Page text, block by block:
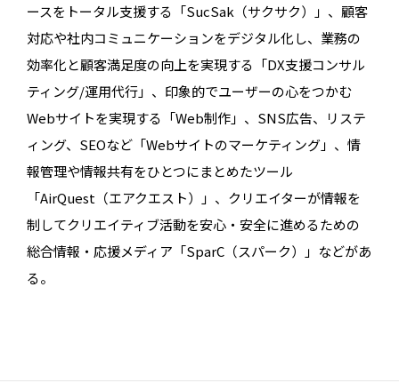
ースをトータル支援する「SucSak（サクサク）」、顧客
対応や社内コミュニケーションをデジタル化し、業務の
効率化と顧客満足度の向上を実現する「DX支援コンサル
ティング/運用代行」、印象的でユーザーの心をつかむ
Webサイトを実現する「Web制作」、SNS広告、リステ
ィング、SEOなど「Webサイトのマーケティング」、情
報管理や情報共有をひとつにまとめたツール
「AirQuest（エアクエスト）」、クリエイターが情報を
制してクリエイティブ活動を安心・安全に進めるための
総合情報・応援メディア「SparC（スパーク）」などがあ
る。